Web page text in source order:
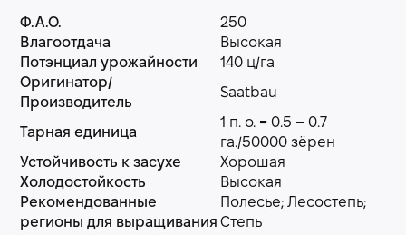
Ф.А.О.
250
Влагоотдача
Высокая
Потэнциал урожайности
140 ц/га
Оригинатор/
Производитель
Saatbau
Тарная единица
1 п. о. = 0.5 – 0.7
га./50000 зёрен
Устойчивость к засухе
Хорошая
Холодостойкость
Высокая
Рекомендованные
регионы для выращивания
Полесье; Лесостепь;
Степь